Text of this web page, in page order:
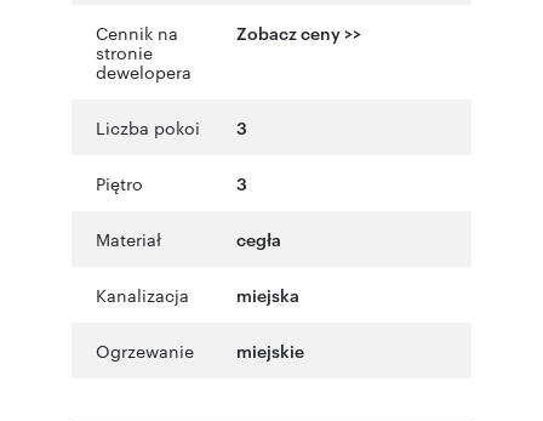
Cennik na
stronie
dewelopera
Zobacz ceny >>
Liczba pokoi 3
Piętro 3
Materiał cegła
Kanalizacja miejska
Ogrzewanie miejskie